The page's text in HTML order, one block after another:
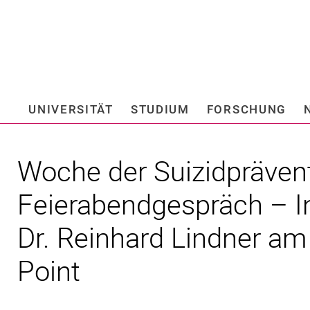
Springe direkt zu:
UNIVERSITÄT STUDIUM FORSCHUNG
Woche der
Feierabendgespräch –
Dr. Reinhard Lindner
Point